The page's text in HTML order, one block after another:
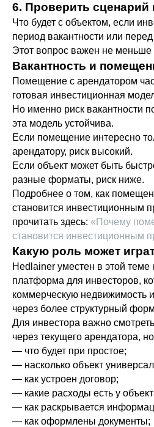
6. Проверить
Что будет с объектом, если
период вакантности или
Этот вопрос важен не меньше
Вакантность и
Помещение с арендатором
готовая инвестиционная
Но именно риск вакантности
эта модель устойчива.
Если помещение интересно
арендатору, риск высокий.
Если объект может быть
разные форматы, риск ниже.
Подробнее о том, как
становится инвестиционным
прочитать здесь: «Почему
становится инвестиционным
Какую роль может
Hedlainer уместен в этой теме
платформа для инвесторов,
коммерческую недвижимость
через более структурный
Для инвестора важно
через текущего арендатора,
— что будет при простое;
— насколько объект
— как устроен договор;
— какие расходы есть у
— как раскрывается
— как оформлены документы;
Декларация о рисках
Раскрытие информации
«Хедлайнер» 123022, Г.МОСКВА,
МУНИЦИПАЛЬНЫЙ ОКРУГ
УЛ 2-Я ЗВЕНИГОРОДСКАЯ, Д. 13
Получить финансирование
Для компаний МСП
Синдикатам